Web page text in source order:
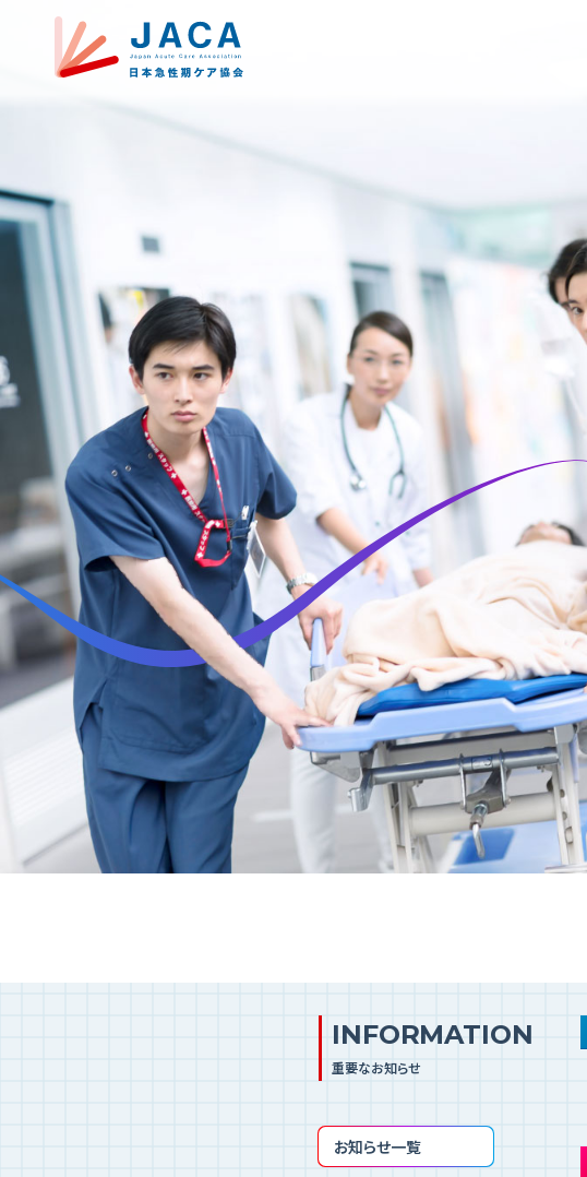
INFORMATION
重要なお知らせ
お知らせ一覧